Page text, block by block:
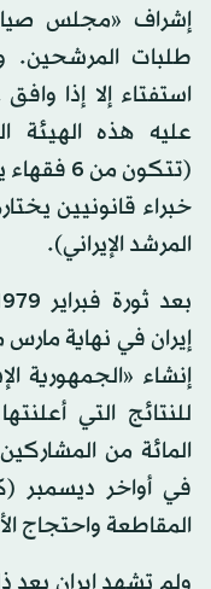
إشراف «مجلس
طلبات المرشحين.
استفتاء إلا إذا
خبراء قانونيين
المرشد الإيراني).
إيران في نهاية
إنشاء «الجمهورية
المائة من
في أواخر ديسمبر
المقاطعة واحتجاج